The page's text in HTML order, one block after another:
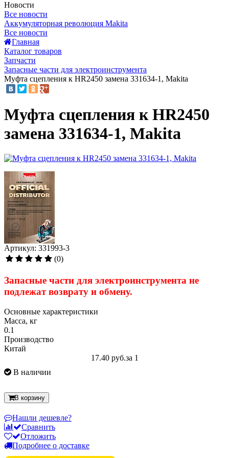
Новости
Все новости
Аккумуляторная революция Makita
Все новости
Главная
Каталог товаров
Запчасти
Запасные части для электроинструмента
Муфта сцепления к HR2450 замена 331634-1, Makita
Муфта сцепления к HR2450
замена 331634-1, Makita
Артикул: 331993-3
(0)
Запасные части для электроинструмента не
подлежатвозврату и обмену.
Основные характеристики
Масса, кг
0.1
Производство
Китай
17.40 руб.за 1
В наличии
В корзину
Нашли дешевле?
Сравнить
Отложить
Подробнее о доставке